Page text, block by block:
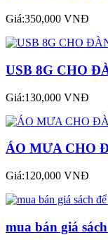
Giá:350,000 VNĐ
USB 8G CHO
Giá:130,000 VNĐ
ÁO MƯA CHO
Giá:120,000 VNĐ
mua bán giá